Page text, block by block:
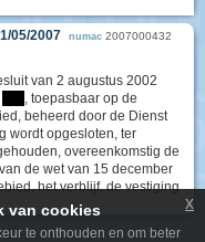
05/2007 numac 2007000432
van 2 augustus 2002
, toepasbaar op de
beheerd door de Dienst
wordt opgesloten, ter
overeenkomstig de
de wet van 15 december
het verblijf, de vestiging
van cookies
te onthouden en om beter
x